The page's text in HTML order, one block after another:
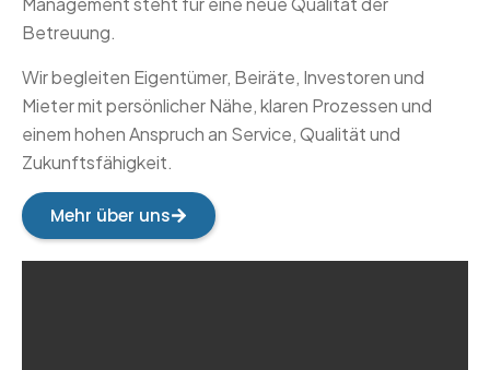
Betreuung.
Wir begleiten Eigentümer, Beiräte, Investoren und
Mieter mit persönlicher Nähe, klaren Prozessen und
einem hohen Anspruch an Service, Qualität und
Zukunftsfähigkeit.
Mehr über uns